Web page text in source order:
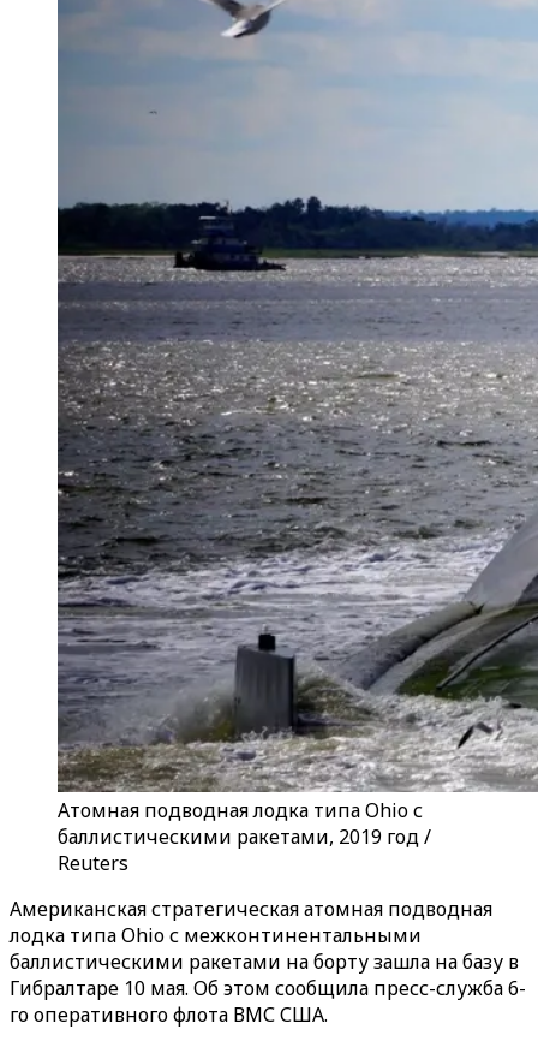
Атомная подводная лодка типа Ohio с
баллистическими ракетами, 2019 год /
Reuters
Американская стратегическая атомная подводная
лодка типа Ohio с межконтинентальными
баллистическими ракетами на борту зашла на базу в
Гибралтаре 10 мая. Об этом сообщила пресс-служба 6-
го оперативного флота ВМС США.